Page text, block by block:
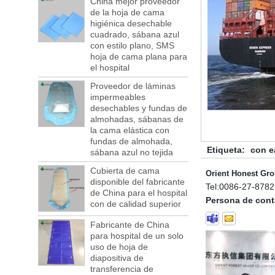
¡ una serie de compañías navieras y
puertos son la falta de contenedores!
¡ Este año en abril y mayo a gran escala la
falta de cajas, todavía mucho comercio
exterior, transporte de mercancías en vano!
¡ Esto no es unos ...
Bienvenido a visitarnos en la 123.ª Feria
de Cantón de China
Le invitamos sinceramente a que se una
a nosotros en la feria comercial de
consumos desechables de Canton Fair que
se celebrará en Guangzhou, China, ...
La industria compuesta global alcanzará
$39,1 mil millones por 2022
Se espera que el mercado compuesto
global alcance los $39,1 mil millones por
2022, y se espera que la tasa de
crecimiento anual compuesta sea 5,1% de
...
¡ una cuenta regresiva para el impuesto
medioambiental comienza! Cada año 50
mil millones.
Después de casi un año de inspecciones
de la hoja de cama
higiénica desechable
cuadrado, sábana azul
con estilo plano, SMS
hoja de cama plana para
el hospital
Proveedor de láminas
impermeables
desechables y fundas de
almohadas, sábanas de
la cama elástica con
fundas de almohada,
sábana azul no tejida
Cubierta de cama
disponible del fabricante
de China para el hospital
con de calidad superior
Fabricante de China
para hospital de un solo
uso de hoja de
diapositiva de
transferencia de
Etiqueta: con
Orient Honest
Tel:0086-27-
Persona de